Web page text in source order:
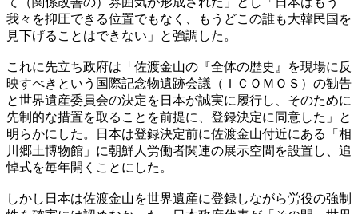
我々を抑圧できる位置でもなく、もうどこの誰も大韓民国を
見下げることはできない」と強調した。
これに先立ち政府は「佐渡金山の『全体の歴史』を現場に反
映すべきという国際記念物遺跡会議（ＩＣＯＭＯＳ）の勧告
と世界遺産委員会の決定を日本が誠実に履行し、そのために
先制的な措置を取ることを前提に、登録決定に同意した」と
明らかにした。日本は登録決定前に佐渡金山付近にある「相
川郷土博物館」に朝鮮人労働者関連の展示空間を設置し、追
悼式を毎年開くことにした。
しかし日本は佐渡金山を世界遺産に登録しながら労役の強制